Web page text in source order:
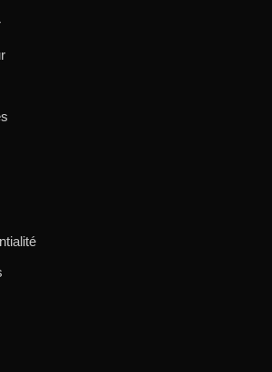
par des artisans professionnels,
de design et d’efficacité.
les meilleurs modèles, alliant
pour leur durabilité, leur
longue durée de vie, un
éclairé et agréable à vivre.